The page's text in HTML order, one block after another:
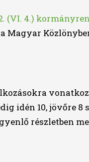
(VI. 4.)
Magyar
idén 10, jövőre 8
részletben